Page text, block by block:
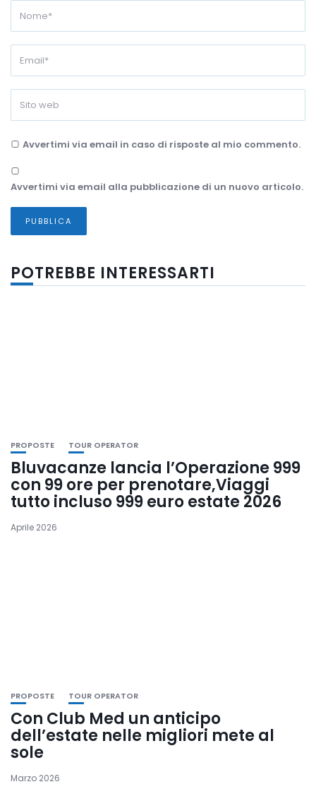
Avvertimi via email in caso di risposte al mio commento.
Avvertimi via email alla pubblicazione di un nuovo articolo.
POTREBBE INTERESSARTI
PROPOSTE TOUR OPERATOR
Bluvacanze lancia l’Operazione 999
con 99 ore per prenotare,Viaggi
tutto incluso 999 euro estate 2026
Aprile 2026
PROPOSTE TOUR OPERATOR
Con Club Med un anticipo
dell’estate nelle migliori mete al
sole
Marzo 2026